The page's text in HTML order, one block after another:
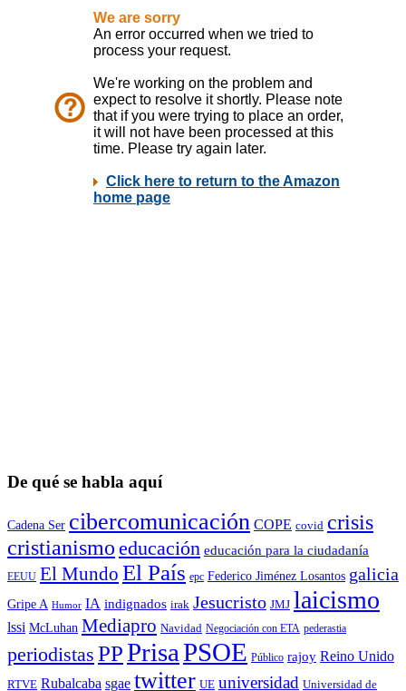
De qué se habla aquí
Cadena Ser cibercomunicación COPE covid crisis
cristianismo educación educación para la ciudadaní­a
EEUU El Mundo El País epc Federico Jiménez Losantos galicia
Gripe A Humor IA indignados irak Jesucristo JMJ laicismo
lssi McLuhan Mediapro Navidad Negociación con ETA pederastia
periodistas PPPrisaPSOE Público rajoy Reino Unido
RTVE Rubalcaba sgae twitter UE universidad Universidad de